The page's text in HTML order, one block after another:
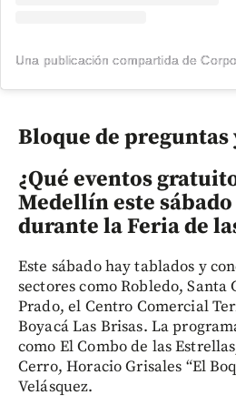
Bloque de preguntas
¿Qué eventos
Medellín este sábado
durante la Feria de
Este sábado hay tablados y
sectores como Robledo, Santa
Prado, el Centro Comercial
Boyacá Las Brisas. La
como El Combo de las
Cerro, Horacio Grisales “El
Velásquez.